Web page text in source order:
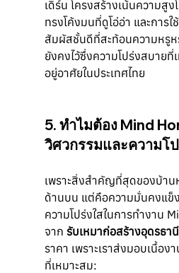
เดิร์น โครงสร้างเน้นความสู
ทรงโค้งมนที่ดูโอ่อ่า และการ
สัมผัสชั้นดีที่สะท้อนความหรู
ยังคงไว้ซึ่งความโปร่งสบายที่
อยู่อาศัยในประเทศไทย
5. ทำไมต้อง Mind
วิศวกรรมและความโ
เพราะสิ่งสำคัญที่สุดของบ้าน
ด้านบน แต่คือความมั่นคงแข็
ความโปร่งใสในการทำงาน
จาก รับเหมาก่อสร้างอุดรธานี
ราคา เพราะเราส่งมอบเนื้อ
ที่เหมาะสม: